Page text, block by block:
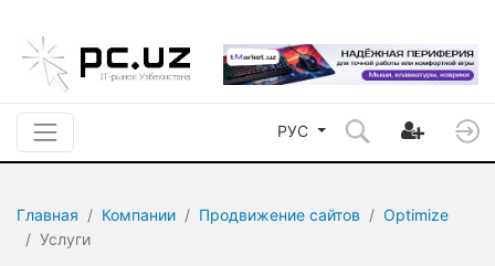
РУС
Главная Компании Продвижение сайтов
Optimize
Услуги